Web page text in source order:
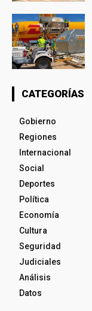
CATEGORÍAS
Gobierno
Regiones
Internacional
Social
Deportes
Política
Economía
Cultura
Seguridad
Judiciales
Análisis
Datos